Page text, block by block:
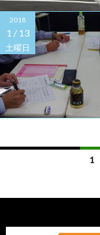
2018
1 / 13
土曜日
1